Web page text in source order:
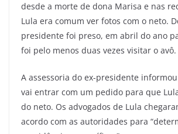
desde a morte de dona Marisa e nas
Lula era comum ver fotos com o neto.
presidente foi preso, em abril do ano
foi pelo menos duas vezes visitar o avô.
A assessoria do ex-presidente
vai entrar com um pedido para que
do neto. Os advogados de Lula
acordo com as autoridades para